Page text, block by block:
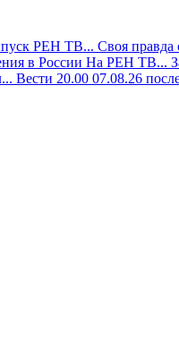
РЕН ТВ... Своя правда
в России На РЕН ТВ...
Вести 20.00 07.08.26